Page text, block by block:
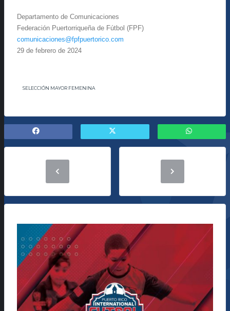
Departamento de Comunicaciones
Federación Puertorriqueña de Fútbol (FPF)
comunicaciones@fpfpuertorico.com
29 de febrero de 2024
SELECCIÓN MAYOR FEMENINA